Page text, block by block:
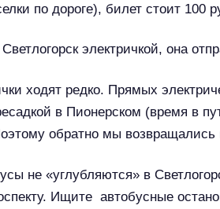
по дороге), билет стоит 100
электричкой, она
ходят редко. Прямых
в Пионерском (время в
обратно мы
не «углубляются» в
Ищите автобусные